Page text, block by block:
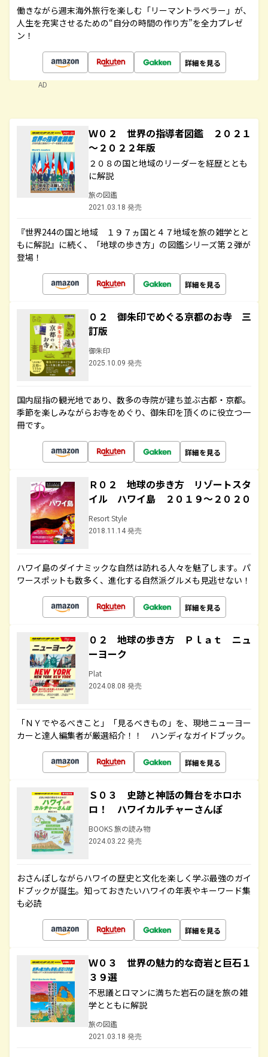
働きながら週末海外旅行を楽しむ「リーマントラベラー」が、
人生を充実させるための“自分の時間の作り方”を全力プレゼ
ン！
詳細を見る
AD
Ｗ０２ 世界の指導者図鑑 ２０２１
～２０２２年版
２０８の国と地域のリーダーを経歴ととも
に解説
旅の図鑑
2021.03.18 発売
『世界244の国と地域 １９７ヵ国と４７地域を旅の雑学とと
もに解説』に続く、「地球の歩き方」の図鑑シリーズ第２弾が
登場！
詳細を見る
０２ 御朱印でめぐる京都のお寺 三
訂版
御朱印
2025.10.09 発売
国内屈指の観光地であり、数多の寺院が建ち並ぶ古都・京都。
季節を楽しみながらお寺をめぐり、御朱印を頂くのに役立つ一
冊です。
詳細を見る
Ｒ０２ 地球の歩き方 リゾートスタ
イル ハワイ島 ２０１９～２０２０
Resort Style
2018.11.14 発売
ハワイ島のダイナミックな自然は訪れる人々を魅了します。パ
ワースポットも数多く、進化する自然派グルメも見逃せない！
詳細を見る
０２ 地球の歩き方 Ｐｌａｔ ニュ
ーヨーク
Plat
2024.08.08 発売
「ＮＹでやるべきこと」「見るべきもの」を、現地ニューヨー
カーと達人編集者が厳選紹介！！ ハンディなガイドブック。
詳細を見る
Ｓ０３ 史跡と神話の舞台をホロホ
ロ！ ハワイカルチャーさんぽ
BOOKS 旅の読み物
2024.03.22 発売
おさんぽしながらハワイの歴史と文化を楽しく学ぶ最強のガイ
ドブックが誕生。知っておきたいハワイの年表やキーワード集
も必読
詳細を見る
Ｗ０３ 世界の魅力的な奇岩と巨石１
３９選
不思議とロマンに満ちた岩石の謎を旅の雑
学とともに解説
旅の図鑑
2021.03.18 発売